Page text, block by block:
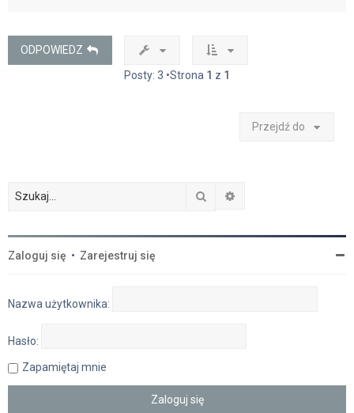
ODPOWIEDZ
Posty: 3 •Strona 1 z 1
Przejdź do
Szukaj
Zaloguj się • Zarejestruj się
Nazwa użytkownika:
Hasło:
Zapamiętaj mnie